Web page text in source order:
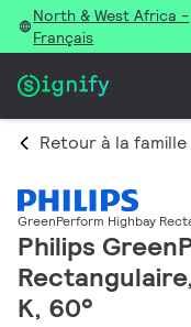
North & West Africa -
Français
Retour à la
GreenPerform Highbay
Philips
K, 60°